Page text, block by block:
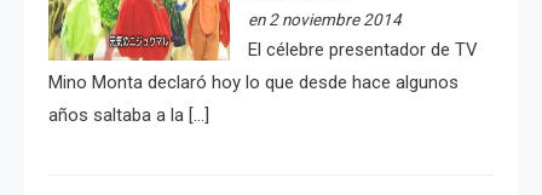
en 2 noviembre 2014
El célebre presentador de TV
Mino Monta declaró hoy lo que desde hace algunos
años saltaba a la […]